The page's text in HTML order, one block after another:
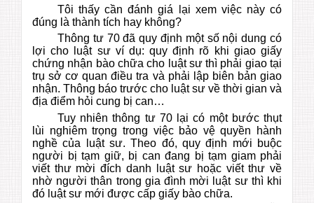
Tôi thấy cần đánh giá lại xem việc này có
đúng là thành tích hay không?
Thông tư 70 đã quy định một số nội dung có
lợi cho luật sư ví dụ: quy định rõ khi giao giấy
chứng nhận bào chữa cho luật sư thì phải giao tại
trụ sở cơ quan điều tra và phải lập biên bản giao
nhận. Thông báo trước cho luật sư về thời gian và
địa điểm hỏi cung bị can…
Tuy nhiên thông tư 70 lại có một bước thụt
lùi nghiêm trọng trong việc bảo vệ quyền hành
nghề của luật sư. Theo đó, quy định mới buộc
người bị tạm giữ, bị can đang bị tạm giam phải
viết thư mời đích danh luật sư hoặc viết thư về
nhờ người thân trong gia đình mời luật sư thì khi
đó luật sư mới được cấp giấy bào chữa.